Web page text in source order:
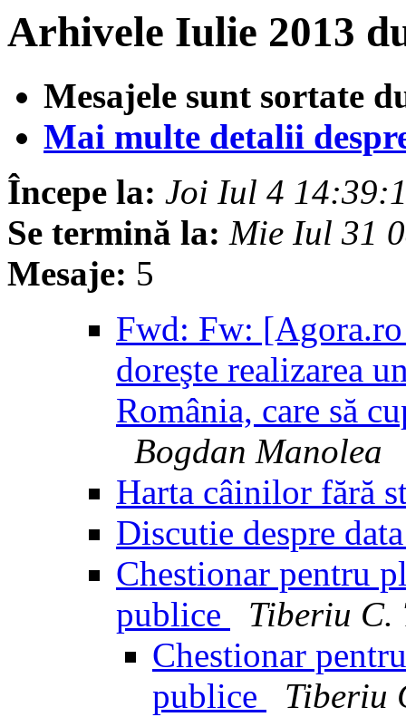
Arhivele Iulie 2013
Mesajele sunt sortate
Mai multe detalii
Începe la: Joi Iul 4
Se termină la: Mie Iul 31
Mesaje: 5
Fwd: Fw:
doreşte realizarea
România, care să
Bogdan Manolea
Harta câinilor fără
Discutie despre
Chestionar pentru
publice
Tiberiu C.
Chestionar
publice
Tiberiu